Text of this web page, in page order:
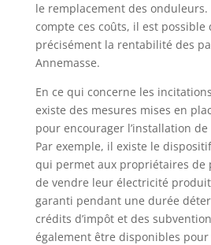
le remplacement des
compte ces coûts, il est possible
précisément la rentabilité des
Annemasse.
En ce qui concerne les
existe des mesures mises en
pour encourager l’installation
Par exemple, il existe le
qui permet aux propriétaires de
de vendre leur électricité
garanti pendant une durée
crédits d’impôt et des
également être disponibles